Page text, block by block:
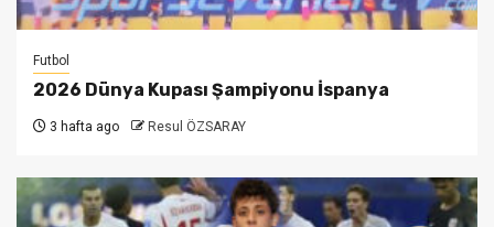
Futbol
2026 Dünya Kupası Şampiyonu İspanya
3 hafta ago Resul ÖZSARAY